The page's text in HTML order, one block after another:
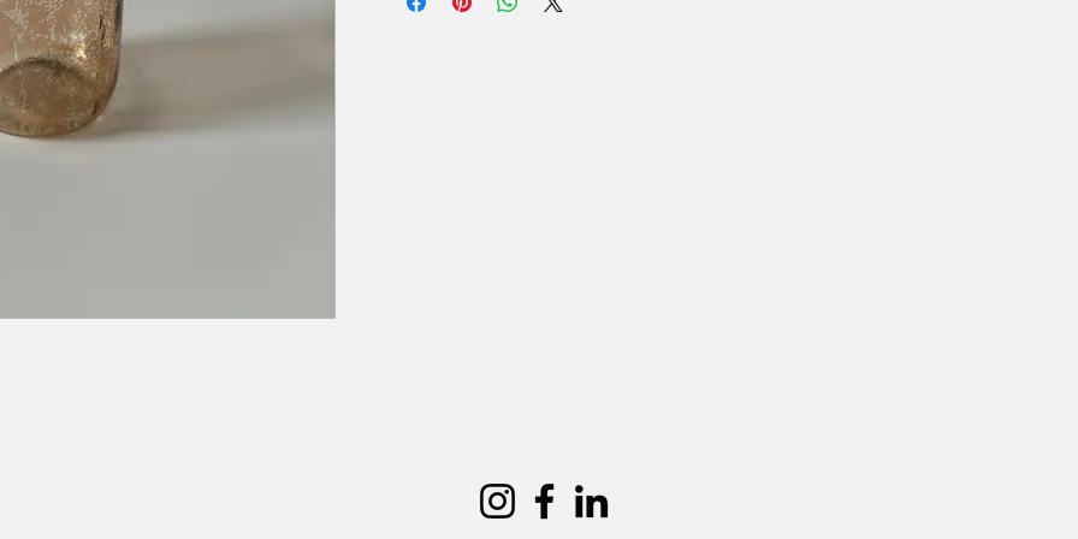
zal er 50% van de huurprijs worden aangerekend.